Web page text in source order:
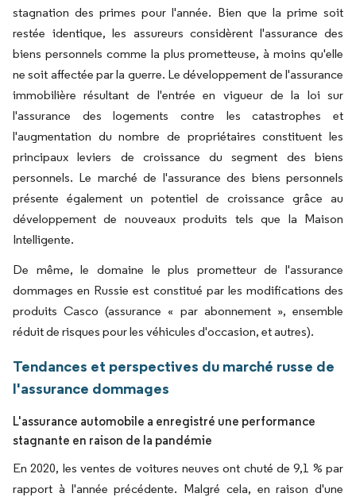
stagnation des primes pour l'année. Bien que la prime soit
restée identique, les assureurs considèrent l'assurance des
biens personnels comme la plus prometteuse, à moins qu'elle
ne soit affectée par la guerre. Le développement de l'assurance
immobilière résultant de l'entrée en vigueur de la loi sur
l'assurance des logements contre les catastrophes et
l'augmentation du nombre de propriétaires constituent les
principaux leviers de croissance du segment des biens
personnels. Le marché de l'assurance des biens personnels
présente également un potentiel de croissance grâce au
développement de nouveaux produits tels que la Maison
Intelligente.
De même, le domaine le plus prometteur de l'assurance
dommages en Russie est constitué par les modifications des
produits Casco (assurance « par abonnement », ensemble
réduit de risques pour les véhicules d'occasion, et autres).
Tendances et perspectives du marché russe de
l'assurance dommages
L'assurance automobile a enregistré une performance
stagnante en raison de la pandémie
En 2020, les ventes de voitures neuves ont chuté de 9,1 % par
rapport à l'année précédente. Malgré cela, en raison d'une